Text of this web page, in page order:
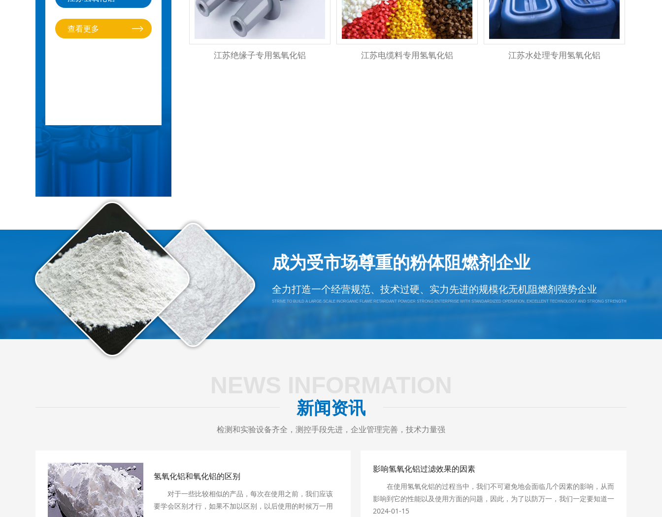
查看更多
江苏绝缘子专用氢氧化铝 江苏电缆料专用氢氧化铝 江苏水处理专用氢氧化铝
成为受市场尊重的粉体阻燃剂企业
全力打造一个经营规范、技术过硬、实力先进的规模化无机阻燃剂强势企业
STRIVE TO BUILD A LARGE-SCALE INORGANIC FLAME RETARDANT POWDER STRONG ENTERPRISE WITH STANDARDIZED OPERATION, EXCELLENT TECHNOLOGY AND STRONG STRENGTH
新闻资讯
检测和实验设备齐全，测控手段先进，企业管理完善，技术力量强
氢氧化铝和氧化铝的区别
对于一些比较相似的产品，每次在使用之前，我们应该
要学会区别才行，如果不加以区别，以后使用的时候万一用
影响氢氧化铝过滤效果的因素
在使用氢氧化铝的过程当中，我们不可避免地会面临几个因素的影响，从而
影响到它的性能以及使用方面的问题，因此，为了以防万一，我们一定要知道一
些影响因素。它的过滤效果很容易受到一些因素的影响，那么有哪些因素会影响
2024-01-15